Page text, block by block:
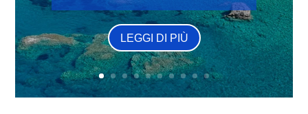
LEGGI DI PIÙ